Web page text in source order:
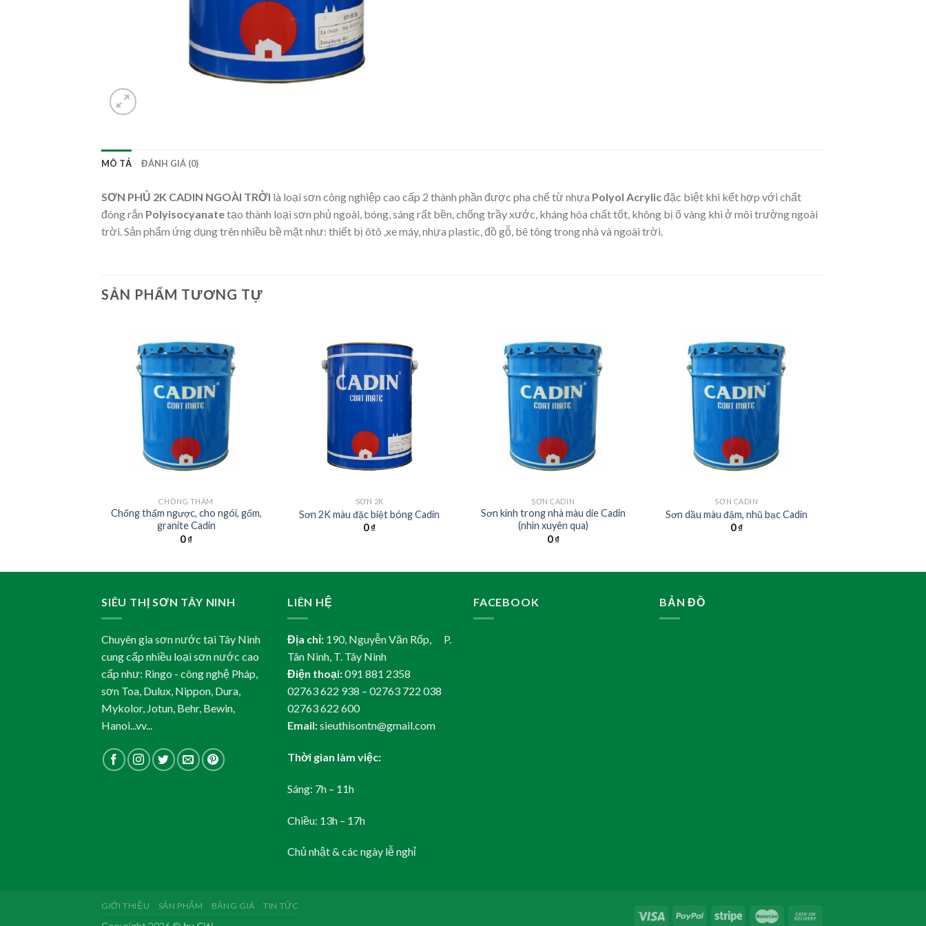
MÔ TẢ ĐÁNH GIÁ (0)
SƠN PHỦ 2K CADIN NGOÀI TRỜI là loại sơn công nghiệp cao cấp 2 thành phần được pha chế từ nhựa Polyol Acrylicđặc biệt khi kết hợp với chất
đóng rắn Polyisocyanatetạo thành loại sơn phủ ngoài, bóng, sáng rất bền, chống trầy xước, kháng hóa chất tốt, không bị ố vàng khi ở môi trường ngoài
trời. Sản phẩm ứng dụng trên nhiều bề mặt như: thiết bị ôtô ,xe máy, nhựa plastic, đồ gỗ, bê tông trong nhà và ngoài trời.
SẢN PHẨM TƯƠNG TỰ
CHỐNG THẤM
Chống thấm ngược, cho ngói, gốm,
granite Cadin
0₫
SƠN 2K
Sơn 2K màu đặc biệt bóng Cadin
0₫
SƠN CADIN
Sơn kính trong nhà màu die Cadin
(nhìn xuyên qua)
0₫
SƠN CADIN
Sơn dầu màu đậm, nhũ bạc Cadin
0₫
SIÊU THỊ SƠN TÂY NINH
Chuyên gia sơn nước tại Tây Ninh
cung cấp nhiều loại sơn nước cao
cấp như: Ringo - công nghệ Pháp,
sơn Toa, Dulux, Nippon, Dura,
Mykolor, Jotun, Behr, Bewin,
Hanoi...vv...
LIÊN HỆ
Địa chỉ: 190, Nguyễn Văn Rốp, P.
Tân Ninh, T. Tây Ninh
Điện thoại:091 881 2358
02763 622 938 – 02763 722 038
02763 622 600
Email:sieuthisontn@gmail.com
Thời gian làm việc:
Sáng: 7h – 11h
Chiều: 13h – 17h
Chủ nhật & các ngày lễ nghỉ
FACEBOOK BẢN ĐỒ
GIỚI THIỆU SẢN PHẨM BẢNG GIÁ TIN TỨC